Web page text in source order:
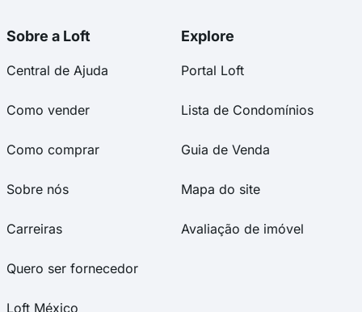
Sobre a Loft
Central de Ajuda
Como vender
Como comprar
Sobre nós
Carreiras
Quero ser fornecedor
Loft México
Explore
Portal Loft
Lista de Condomínios
Guia de Venda
Mapa do site
Avaliação de imóvel